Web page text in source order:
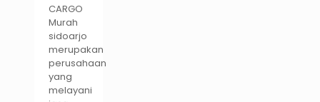
CARGO
Murah
sidoarjo
merupakan
perusahaan
yang
melayani